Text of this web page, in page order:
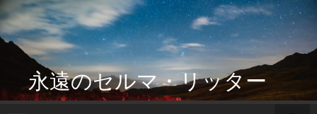
コ
ン
テ
へ
ス
永遠のセルマ・リッター